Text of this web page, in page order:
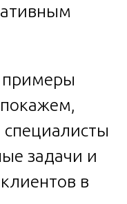
примеры
задачи и
в